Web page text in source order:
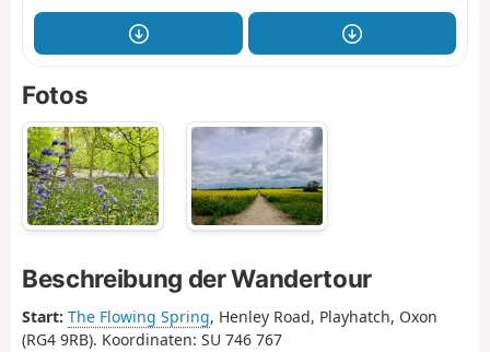
Fotos
Beschreibung der Wandertour
Start: The Flowing Spring, Henley Road, Playhatch, Oxon
(RG4 9RB). Koordinaten: SU 746 767